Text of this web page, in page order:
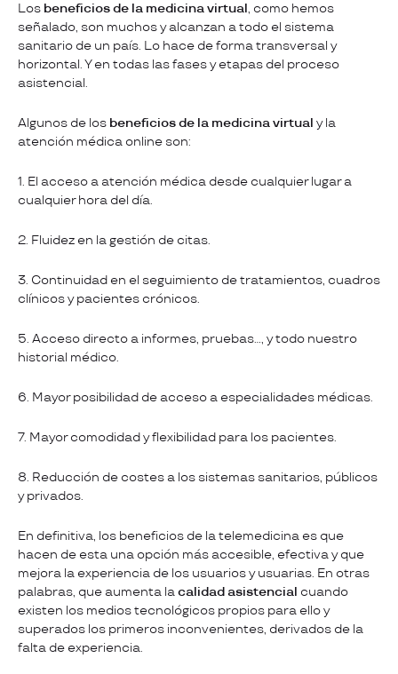
Los beneficios de la medicina virtual, como hemos
señalado, son muchos y alcanzan a todo el sistema
sanitario de un país. Lo hace de forma transversal y
horizontal. Y en todas las fases y etapas del proceso
asistencial.
Algunos de los beneficios de la medicina virtual y la
atención médica online son:
1. El acceso a atención médica desde cualquier lugar a
cualquier hora del día.
2. Fluidez en la gestión de citas.
3. Continuidad en el seguimiento de tratamientos, cuadros
clínicos y pacientes crónicos.
5. Acceso directo a informes, pruebas…, y todo nuestro
historial médico.
6. Mayor posibilidad de acceso a especialidades médicas.
7. Mayor comodidad y flexibilidad para los pacientes.
8. Reducción de costes a los sistemas sanitarios, públicos
y privados.
En definitiva, los beneficios de la telemedicina es que
hacen de esta una opción más accesible, efectiva y que
mejora la experiencia de los usuarios y usuarias. En otras
palabras, que aumenta lacalidad asistencial cuando
existen los medios tecnológicos propios para ello y
superados los primeros inconvenientes, derivados de la
falta de experiencia.